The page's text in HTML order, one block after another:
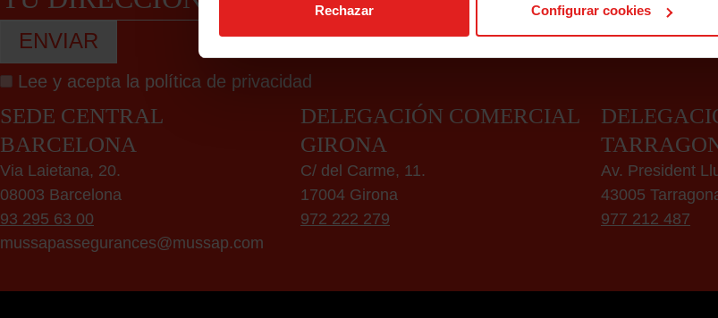
Rechazar Configurar cookies
Lee y acepta la política de privacidad
SEDE CENTRAL
BARCELONA
Via Laietana, 20.
08003 Barcelona
93 295 63 00
mussapassegurances@mussap.com
DELEGACIÓN COMERCIAL
GIRONA
C/ del Carme, 11.
17004 Girona
972 222 279
Av. President
43005
977 212 487